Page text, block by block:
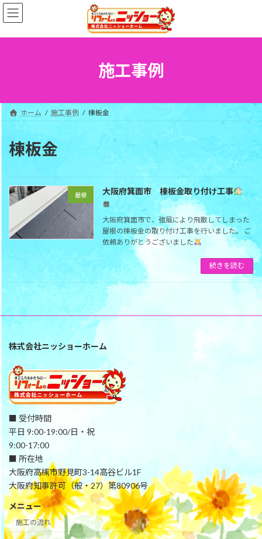
コ
ン
ン
ナ
ビ
ー
施工事例
ホーム 施工事例 棟板金
棟板金
屋根 大阪府箕面市 棟板金取り付け工事
大阪府箕面市で、強風により飛散してしまった
屋根の棟板金の取り付け工事を行いました。 ご
依頼ありがとうございました
続きを読む
株式会社ニッショーホーム
■ 受付時間
平日 9:00-19:00/日・祝
9:00-17:00
■ 所在地
大阪府高槻市野見町3-14高谷ビル1F
大阪府知事許可（般・27）第80906号
メニュー
施工の流れ